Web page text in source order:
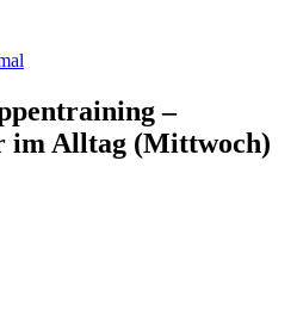
–
im Alltag (Mittwoch)